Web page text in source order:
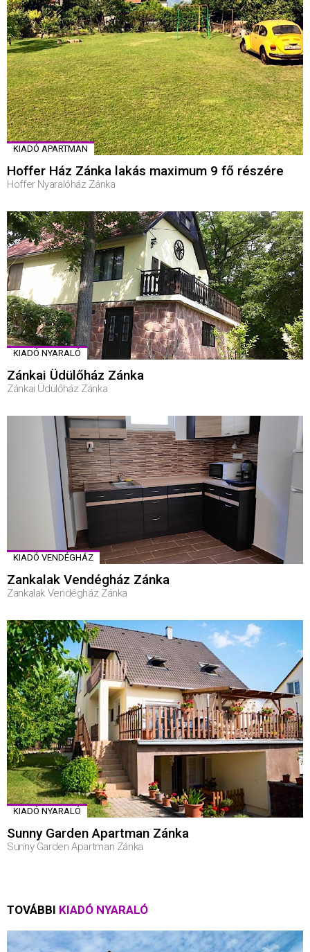
KIADÓ APARTMAN
Hoffer Ház Zánka lakás maximum 9 fő részére
Hoffer Nyaralóház Zánka
KIADÓ NYARALÓ
Zánkai Üdülőház Zánka
Zánkai Üdülőház Zánka
KIADÓ VENDÉGHÁZ
Zankalak Vendégház Zánka
Zankalak Vendégház Zánka
KIADÓ NYARALÓ
Sunny Garden Apartman Zánka
Sunny Garden Apartman Zánka
TOVÁBBI KIADÓ NYARALÓ